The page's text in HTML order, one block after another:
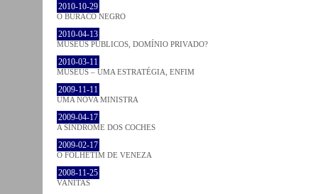
2010-10-29
O BURACO NEGRO
2010-04-13
MUSEUS PÚBLICOS, DOMÍNIO PRIVADO?
2010-03-11
MUSEUS – UMA ESTRATÉGIA, ENFIM
2009-11-11
UMA NOVA MINISTRA
2009-04-17
A SÍNDROME DOS COCHES
2009-02-17
O FOLHETIM DE VENEZA
2008-11-25
VANITAS